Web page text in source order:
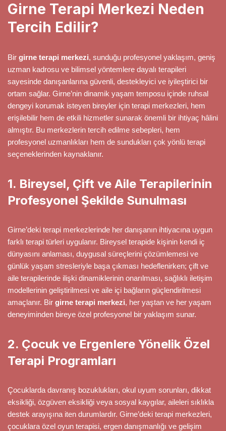
Girne Terapi Merkezi Neden
Tercih Edilir?
Bir girne terapi merkezi, sunduğu profesyonel yaklaşım, geniş
uzman kadrosu ve bilimsel yöntemlere dayalı terapileri
sayesinde danışanlarına güvenli, destekleyici ve iyileştirici bir
ortam sağlar. Girne’nin dinamik yaşam temposu içinde ruhsal
dengeyi korumak isteyen bireyler için terapi merkezleri, hem
erişilebilir hem de etkili hizmetler sunarak önemli bir ihtiyaç hâlini
almıştır. Bu merkezlerin tercih edilme sebepleri, hem
profesyonel uzmanlıkları hem de sundukları çok yönlü terapi
seçeneklerinden kaynaklanır.
1. Bireysel, Çift ve Aile Terapilerinin
Profesyonel Şekilde Sunulması
Girne’deki terapi merkezlerinde her danışanın ihtiyacına uygun
farklı terapi türleri uygulanır. Bireysel terapide kişinin kendi iç
dünyasını anlaması, duygusal süreçlerini çözümlemesi ve
günlük yaşam stresleriyle başa çıkması hedeflenirken; çift ve
aile terapilerinde ilişki dinamiklerinin onarılması, sağlıklı iletişim
modellerinin geliştirilmesi ve aile içi bağların güçlendirilmesi
amaçlanır. Bir girne terapi merkezi, her yaştan ve her yaşam
deneyiminden bireye özel profesyonel bir yaklaşım sunar.
2. Çocuk ve Ergenlere Yönelik Özel
Terapi Programları
Çocuklarda davranış bozuklukları, okul uyum sorunları, dikkat
eksikliği, özgüven eksikliği veya sosyal kaygılar, aileleri sıklıkla
destek arayışına iten durumlardır. Girne’deki terapi merkezleri,
çocuklara özel oyun terapisi, ergen danışmanlığı ve gelişim